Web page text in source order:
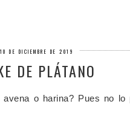
DE DICIEMBRE DE 2019
DE PLÁTANO
o harina? Pues no